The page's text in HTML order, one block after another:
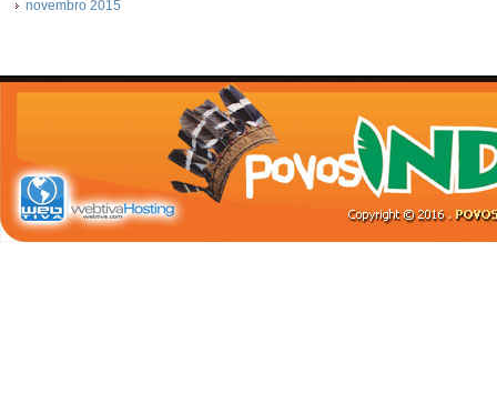
novembro 2015